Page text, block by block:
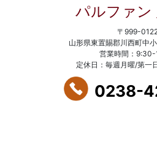
パルファン
〒999-
山形県東置賜郡川西町中
営業時間：
定休日：毎週月曜/第一
0238-